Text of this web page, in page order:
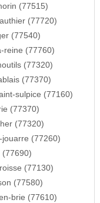
(77515)
(77720)
(77540)
reine (77760)
(77320)
(77370)
sulpice (77160)
(77370)
(77320)
(77260)
(77690)
(77130)
(77580)
brie (77610)